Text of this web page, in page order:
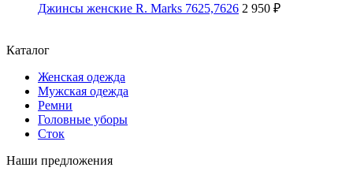
Джинсы женские R. Marks 7625,7626 2 950 ₽
Каталог
Женская одежда
Мужская одежда
Ремни
Головные уборы
Сток
Наши предложения